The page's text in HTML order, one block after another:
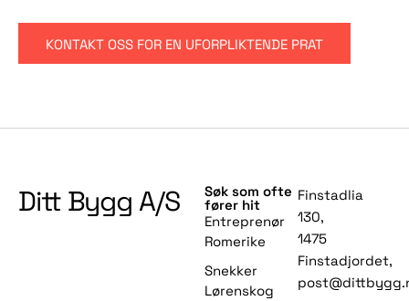
KONTAKT OSS FOR EN UFORPLIKTENDE PRAT
Ditt Bygg A/S
Finstadlia
130,
1475
Finstadjordet,
Søk som ofte
fører hit
Entreprenør
Romerike
Snekker
Lørenskog